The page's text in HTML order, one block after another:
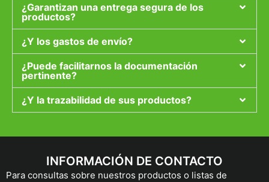
¿Garantizan una entrega segura de los
productos?
¿Y los gastos de envío?
¿Puede facilitarnos la documentación
pertinente?
¿Y la trazabilidad de sus productos?
INFORMACIÓN DE CONTACTO
Para consultas sobre nuestros productos o listas de